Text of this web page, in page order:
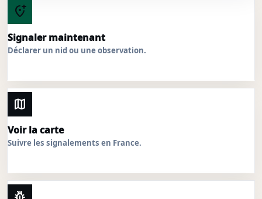
add_location_alt
Signaler maintenant
Déclarer un nid ou une observation.
map
Voir la carte
Suivre les signalements en France.